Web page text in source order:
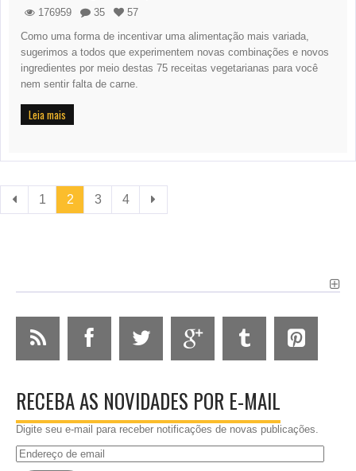
176959 35
57
Como uma forma de incentivar uma alimentação mais variada,
sugerimos a todos que experimentem novas combinações e novos
ingredientes por meio destas 75 receitas vegetarianas para você
nem sentir falta de carne.
Leia mais
1 2 3 4
RECEBA AS NOVIDADES POR E-MAIL
Digite seu e-mail para receber notificações de novas publicações.
Endereço